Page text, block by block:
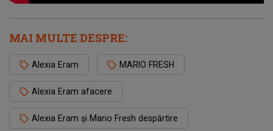
MAI MULTE DESPRE:
Alexia Eram MARIO FRESH
Alexia Eram afacere
Alexia Eram și Mario Fresh despărtire